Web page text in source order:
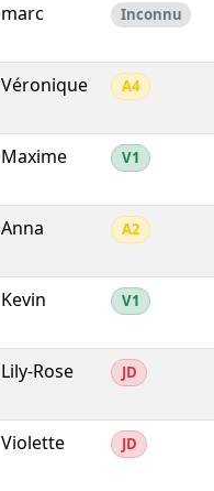
marc Inconnu
Véronique A4
Maxime V1
Anna A2
Kevin V1
Lily-Rose JD
Violette JD